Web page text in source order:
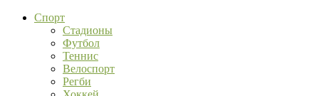
Спорт
Стадионы
Футбол
Теннис
Велоспорт
Регби